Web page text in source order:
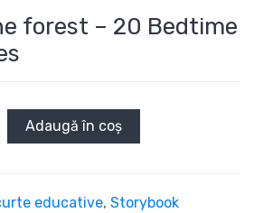
forest – 20 Bedtime
Adaugă în coș
educative, Storybook